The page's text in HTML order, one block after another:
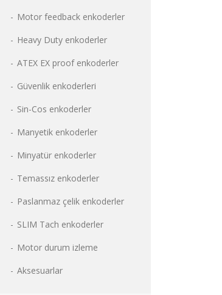
Motor feedback enkoderler
Heavy Duty enkoderler
ATEX EX proof enkoderler
Güvenlik enkoderleri
Sin-Cos enkoderler
Manyetik enkoderler
Minyatür enkoderler
Temassız enkoderler
Paslanmaz çelik enkoderler
SLIM Tach enkoderler
Motor durum izleme
Aksesuarlar